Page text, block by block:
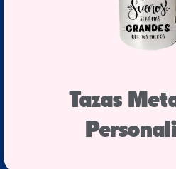
Tazas